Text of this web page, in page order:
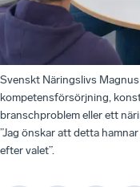
Svenskt Näringslivs
kompetensförsörjning,
branschproblem eller ett
”Jag önskar att detta
efter valet”.